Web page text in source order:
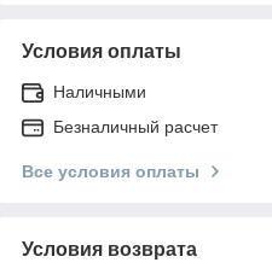
Условия оплаты
Наличными
Безналичный расчет
Все условия оплаты
Условия возврата